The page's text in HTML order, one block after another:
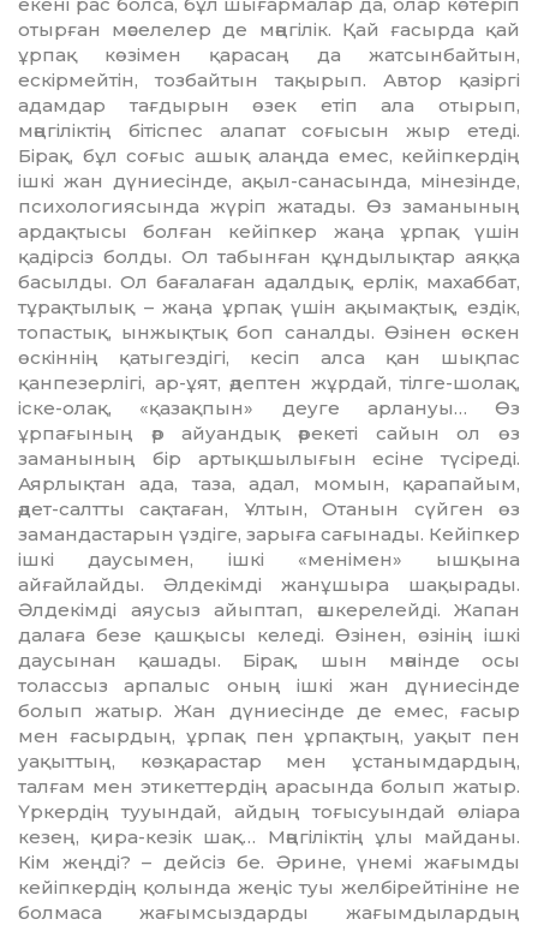
екені рас болса, бұл шы­ғар­малар да, олар көтеріп
отырған мәселелер де мәңгілік. Қай ғасыр­да қай
ұрпақ көзімен қарасаң да жатсынбайтын,
ескірмейтін, тоз­байтын тақырып. Автор қазіргі
адамдар тағдырын өзек етіп ала отырып,
мәңгіліктің бітіспес ала­пат соғысын жыр етеді.
Бірақ, бұл соғыс ашық алаңда емес, кейіп­кердің
ішкі жан дүниесінде, ақыл-санасында, мінезінде,
психоло­гиясында жүріп жатады. Өз за­манының
ардақтысы болған кейіпкер жаңа ұрпақ үшін
қадірсіз болды. Ол табынған құндылықтар аяққа
басылды. Ол бағалаған адалдық, ерлік, махаббат,
тұрақ­тылық – жаңа ұрпақ үшін ақы­мақтық, ездік,
топастық, ын­жық­тық боп саналды. Өзінен өскен
өскіннің қатыгездігі, кесіп алса қан шықпас
қанпезерлігі, ар-ұят, әдептен жұрдай, тілге-шолақ,
іске-олақ, «қазақпын» деуге ар­лануы… Өз
ұрпағының әр айуан­дық әрекеті сайын ол өз
заманы­ның бір артықшылығын есіне түсіреді.
Аярлықтан ада, таза, адал, момын, қарапайым,
әдет-салтты сақтаған, Ұлтын, Отанын сүйген өз
замандастарын үздіге, зарыға сағынады. Кейіпкер
ішкі даусымен, ішкі «менімен» ышқына
айғайлайды. Әлдекімді жанұшыра шақырады.
Әлдекімді аяусыз айып­тап, әшкерелейді. Жапан
далаға безе қашқысы келеді. Өзінен, өзінің ішкі
даусынан қашады. Бірақ, шын мәнінде осы
толассыз арпалыс оның ішкі жан дүниесінде
болып жатыр. Жан дүниесінде де емес, ғасыр
мен ғасырдың, ұрпақ пен ұрпақтың, уақыт пен
уақыттың, көзқарастар мен ұстанымдардың,
талғам мен этикеттердің арасында болып жатыр.
Үркердің тууындай, айдың тоғысуындай өліара
кезең, қира-кезік шақ… Мәңгіліктің ұлы майданы.
Кім жеңді? – дейсіз бе. Әрине, үнемі жағымды
кейіп­кердің қолында жеңіс туы жел­бірейтініне не
болмаса жағымсыз­дарды жағымдылардың